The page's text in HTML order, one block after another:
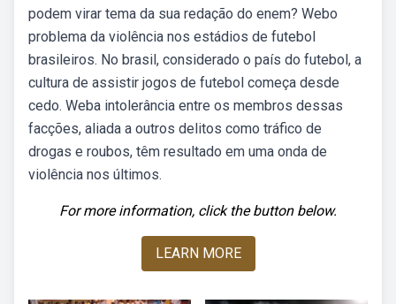
podem virar tema da sua redação do enem? Webo
problema da violência nos estádios de futebol
brasileiros. No brasil, considerado o país do futebol, a
cultura de assistir jogos de futebol começa desde
cedo. Weba intolerância entre os membros dessas
facções, aliada a outros delitos como tráfico de
drogas e roubos, têm resultado em uma onda de
violência nos últimos.
For more information, click the button below.
LEARN MORE